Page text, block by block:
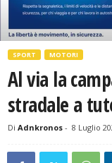
SPORT MOTORI
Al via la
stradale a
Di Adnkronos - 8 Luglio